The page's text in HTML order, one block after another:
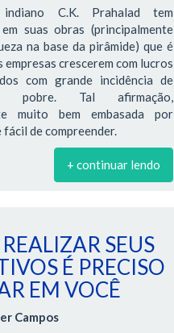
C.K. Prahalad tem
suas obras (principalmente
na base da pirâmide) que é
empresas crescerem com lucros
com grande incidência de
pobre. Tal afirmação,
muito bem embasada por
fácil de compreender.
+ continuar lendo
SEUS
É PRECISO
EM VOCÊ
Campos